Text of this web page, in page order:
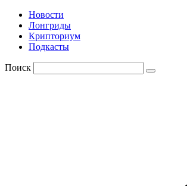
Новости
Лонгриды
Крипториум
Подкасты
Поиск